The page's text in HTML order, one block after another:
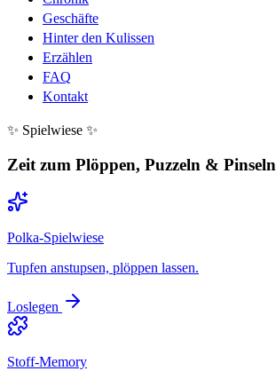
Geschäfte
Hinter den Kulissen
Erzählen
FAQ
Kontakt
✨ Spielwiese ✨
Zeit zum Plöppen, Puzzeln & Pinseln
Polka-Spielwiese
Tupfen anstupsen, plöppen lassen.
Loslegen
Stoff-Memory